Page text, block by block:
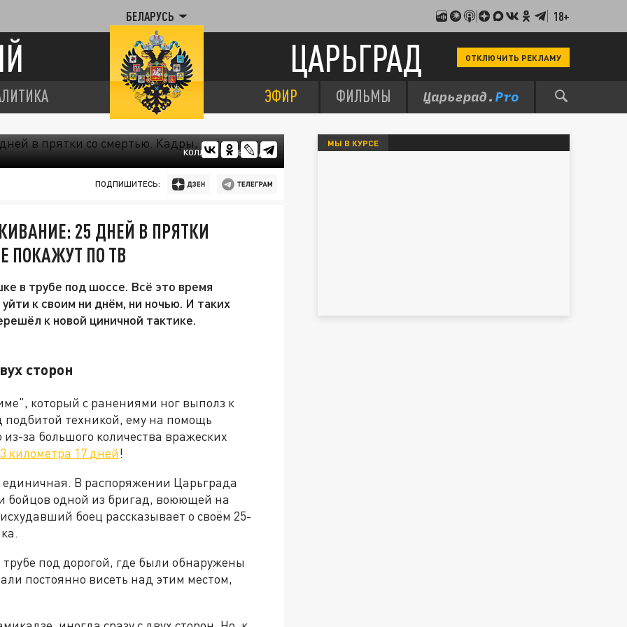
БЕЛАРУСЬ 18+
ЦАРЬГРАД ОТКЛЮЧИТЬ РЕКЛАМУ
ЭФИР ФИЛЬМЫ
КОЛЛАЖ ЦАРЬГРАДА
ПОДПИШИТЕСЬ:
25 ДНЕЙ В ПРЯТКИ
ПОКАЖУТ ПО ТВ
в трубе под шоссе. Всё это время
к своим ни днём, ни ночью. И таких
к новой циничной тактике.
сторон
который с ранениями ног выполз к
техникой, ему на помощь
за большого количества вражеских
километра 17 дней!
единичная. В распоряжении Царьграда
бойцов одной из бригад, воюющей на
боец рассказывает о своём 25-
под дорогой, где были обнаружены
постоянно висеть над этим местом,
МЫ В КУРСЕ